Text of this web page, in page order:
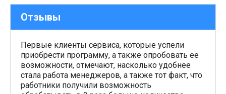
Отзывы
Первые клиенты сервиса, которые успели
приобрести программу, а также опробовать ее
возможности, отмечают, насколько удобнее
стала работа менеджеров, а также тот факт, что
работники получили возможность